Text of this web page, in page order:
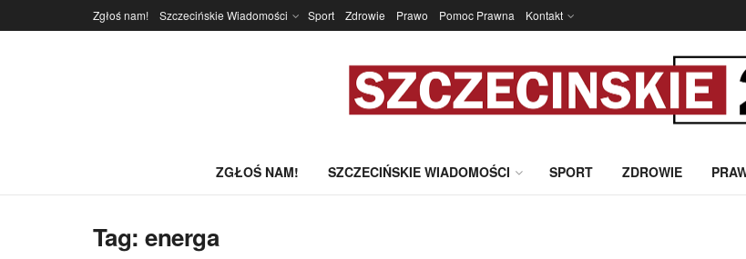
Zgłoś nam! Szczecińskie Wiadomości Sport Zdrowie Prawo Pomoc Prawna Kontakt
ZGŁOŚ NAM! SZCZECIŃSKIE WIADOMOŚCI SPORT ZDROWIE
Tag:energa